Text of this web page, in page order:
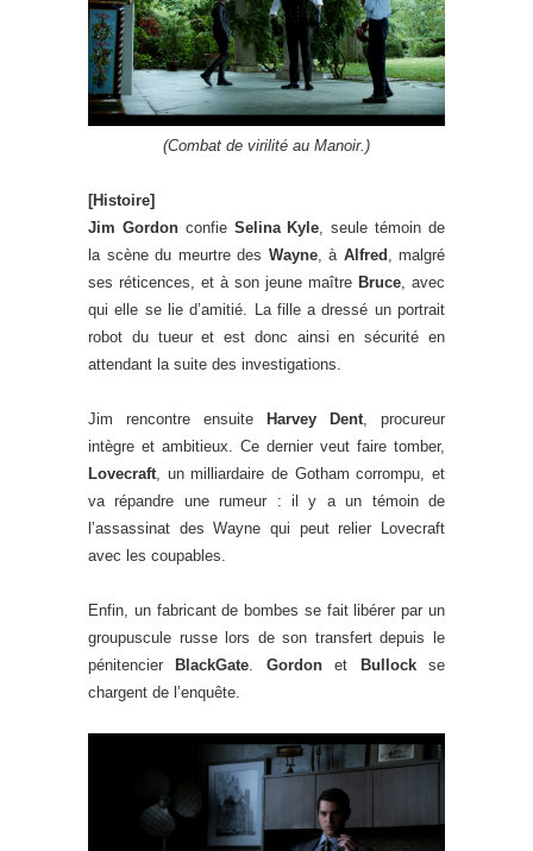
(Combat de virilité au Manoir.)
[Histoire]
Jim Gordonconfie Selina Kyle , seule témoin de
la scène du meurtre des Wayne, à Alfred , malgré
ses réticences, et à son jeune maître Bruce , avec
qui elle se lie d’amitié. La fille a dressé un portrait
robot du tueur et est donc ainsi en sécurité en
attendant la suite des investigations.
Jim rencontre ensuite Harvey Dent , procureur
intègre et ambitieux. Ce dernier veut faire tomber,
Lovecraft , un milliardaire de Gotham corrompu, et
va répandre une rumeur : il y a un témoin de
l’assassinat des Wayne qui peut relier Lovecraft
avec les coupables.
Enfin, un fabricant de bombes se fait libérer par un
groupuscule russe lors de son transfert depuis le
pénitencierBlackGate Gordonet Bullockse
chargent de l’enquête.